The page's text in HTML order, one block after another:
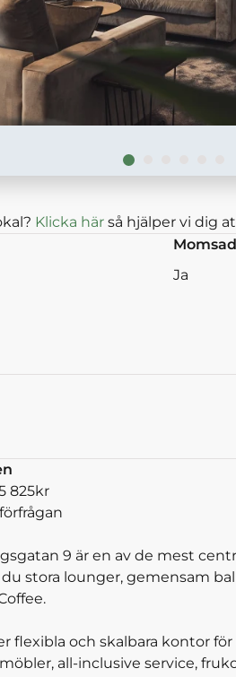
Klicka här så hjälper vi dig
Nej: Lokalen
Ja
dagar.
825kr
9 är en av de mest
stora lounger, gemensam
flexibla och skalbara kontor
all-inclusive service,